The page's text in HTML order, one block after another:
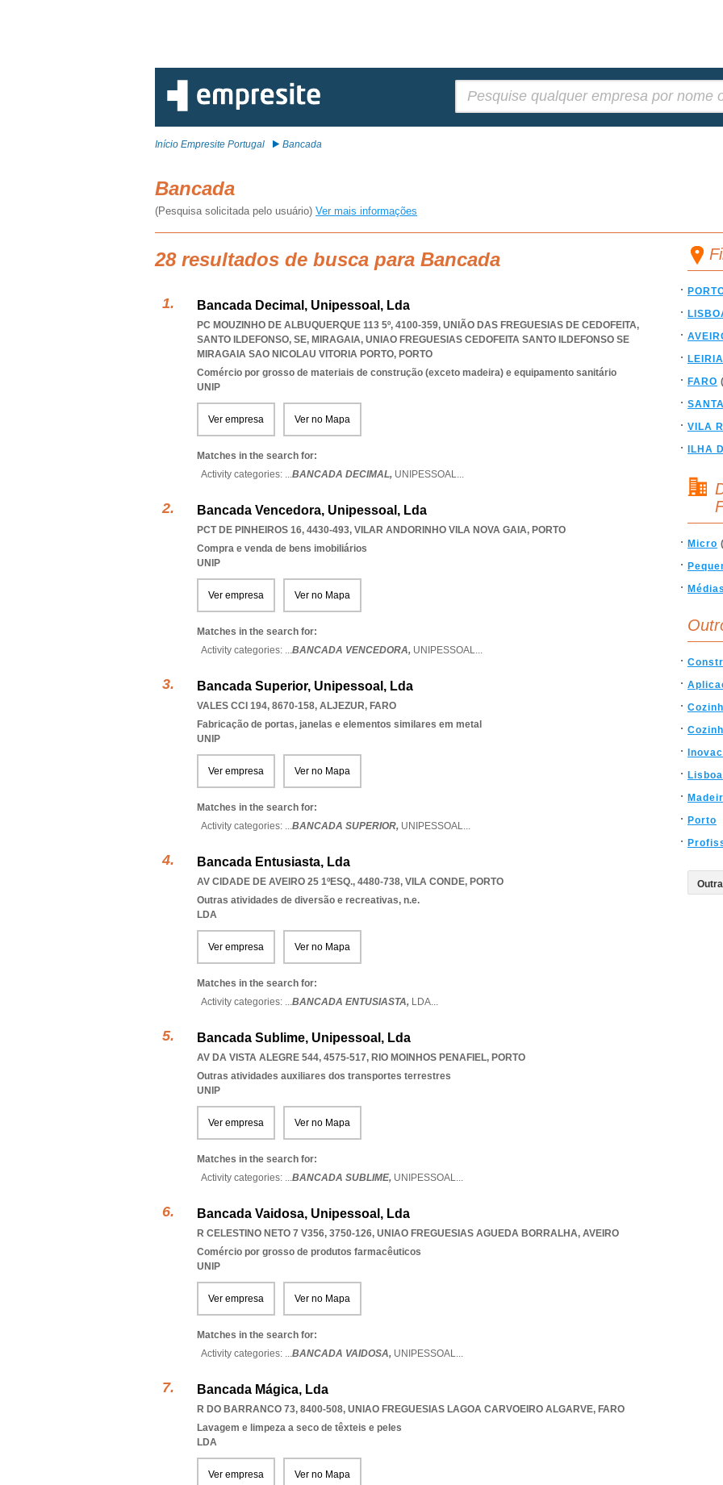
Início Empresite Portugal Bancada
Bancada
(Pesquisa solicitada pelo usuário) Ver mais informações
28 resultados de busca para Bancada
Bancada Decimal, Unipessoal, Lda
PC MOUZINHO DE ALBUQUERQUE 113 5º, 4100-359, UNIÃO DAS FREGUESIAS DE CEDOFEITA,
SANTO ILDEFONSO, SE, MIRAGAIA, UNIAO FREGUESIAS CEDOFEITA SANTO ILDEFONSO SE
MIRAGAIA SAO NICOLAU VITORIA PORTO, PORTO
Comércio por grosso de materiais de construção (exceto madeira) e equipamento sanitário
UNIP
Ver empresa Ver no Mapa
Matches in the search for:
Activity categories: ...BANCADA DECIMAL, UNIPESSOAL...
Bancada Vencedora, Unipessoal, Lda
PCT DE PINHEIROS 16, 4430-493, VILAR ANDORINHO VILA NOVA GAIA, PORTO
Compra e venda de bens imobiliários
UNIP
Ver empresa Ver no Mapa
Matches in the search for:
Activity categories: ...BANCADA VENCEDORA, UNIPESSOAL...
Bancada Superior, Unipessoal, Lda
VALES CCI 194, 8670-158, ALJEZUR, FARO
Fabricação de portas, janelas e elementos similares em metal
UNIP
Ver empresa Ver no Mapa
Matches in the search for:
Activity categories: ...BANCADA SUPERIOR, UNIPESSOAL...
Bancada Entusiasta, Lda
AV CIDADE DE AVEIRO 25 1ºESQ., 4480-738, VILA CONDE, PORTO
Outras atividades de diversão e recreativas, n.e.
LDA
Ver empresa Ver no Mapa
Matches in the search for:
Activity categories: ...BANCADA ENTUSIASTA, LDA...
Bancada Sublime, Unipessoal, Lda
AV DA VISTA ALEGRE 544, 4575-517, RIO MOINHOS PENAFIEL, PORTO
Outras atividades auxiliares dos transportes terrestres
UNIP
Ver empresa Ver no Mapa
Matches in the search for:
Activity categories: ...BANCADA SUBLIME, UNIPESSOAL...
Bancada Vaidosa, Unipessoal, Lda
R CELESTINO NETO 7 V356, 3750-126, UNIAO FREGUESIAS AGUEDA BORRALHA, AVEIRO
Comércio por grosso de produtos farmacêuticos
UNIP
Ver empresa Ver no Mapa
Matches in the search for:
Activity categories: ...BANCADA VAIDOSA, UNIPESSOAL...
Bancada Mágica, Lda
R DO BARRANCO 73, 8400-508, UNIAO FREGUESIAS LAGOA CARVOEIRO ALGARVE, FARO
Lavagem e limpeza a seco de têxteis e peles
LDA
Ver empresa Ver no Mapa
LEIRIA
FARO
VILA
ILHA
Micro
Médias
Lisboa
Porto